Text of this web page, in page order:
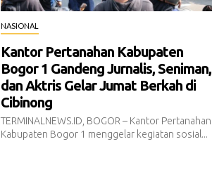
NASIONAL
Kantor Pertanahan Kabupaten
Bogor 1 Gandeng Jurnalis, Seniman,
dan Aktris Gelar Jumat Berkah di
Cibinong
TERMINALNEWS.ID, BOGOR – Kantor Pertanahan
Kabupaten Bogor 1 menggelar kegiatan sosial...